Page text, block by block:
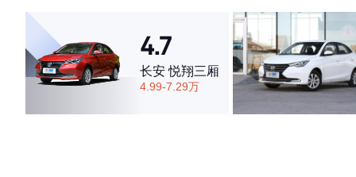
4.7
长安 悦翔三厢
4.99-7.29万